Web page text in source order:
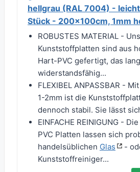
hellgrau (RAL 7004) -
Stück - 200x100cm, 1mm
ROBUSTES MATERIAL -
Kunststoffplatten sind aus
Hart-PVC gefertigt, das
widerstandsfähig...
FLEXIBEL ANPASSBAR -
1-2mm ist die
dennoch stabil. Sie lässt
EINFACHE REINIGUNG -
PVC Platten lassen sich
handelsüblichen Glas
-
Kunststoffreiniger...